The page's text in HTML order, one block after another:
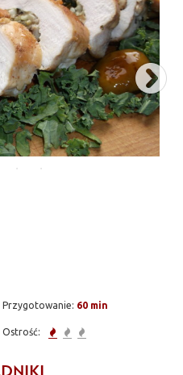
wyparła z półmisków.
wartościowa roślinka. U mnie
to pysznego farszu. Spróbujcie
bo warto!
Przygotowanie: 60 min
Ostrość: